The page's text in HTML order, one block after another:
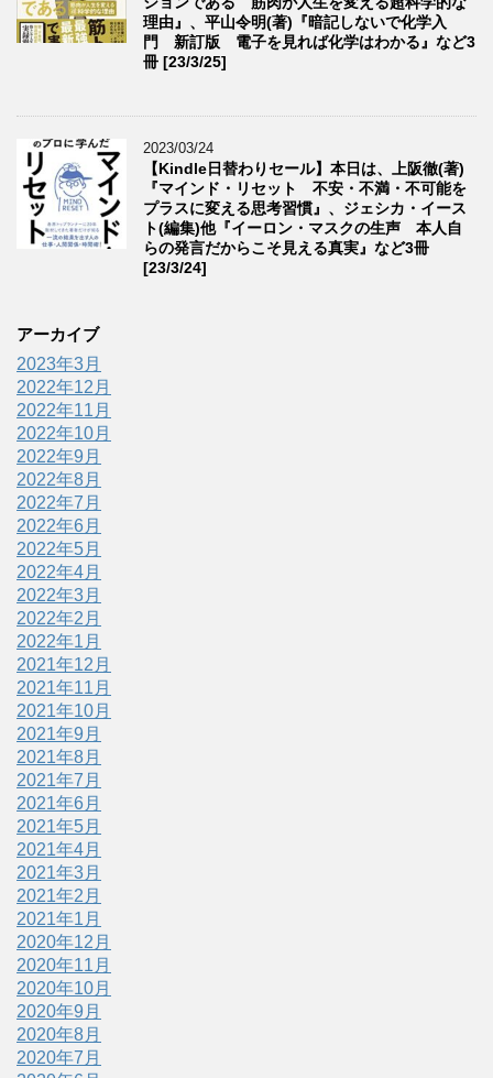
理由』、平山令明(著)『暗記しないで化学入
門 新訂版 電子を見れば化学はわかる』など3
冊 [23/3/25]
2023/03/24
【Kindle日替わりセール】本日は、上阪徹(著)
『マインド・リセット 不安・不満・不可能を
プラスに変える思考習慣』、ジェシカ・イース
ト(編集)他『イーロン・マスクの生声 本人自
らの発言だからこそ見える真実』など3冊
[23/3/24]
アーカイブ
2023年3月
2022年12月
2022年11月
2022年10月
2022年9月
2022年8月
2022年7月
2022年6月
2022年5月
2022年4月
2022年3月
2022年2月
2022年1月
2021年12月
2021年11月
2021年10月
2021年9月
2021年8月
2021年7月
2021年6月
2021年5月
2021年4月
2021年3月
2021年2月
2021年1月
2020年12月
2020年11月
2020年10月
2020年9月
2020年8月
2020年7月